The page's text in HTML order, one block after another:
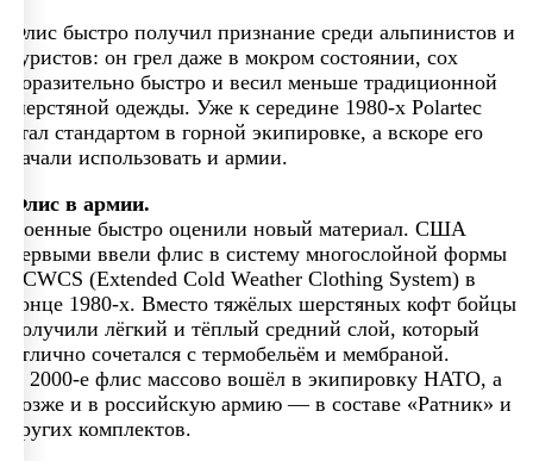
Флис быстро получил признание среди альпинистов и
туристов: он грел даже в мокром состоянии, сох
поразительно быстро и весил меньше традиционной
шерстяной одежды. Уже к середине 1980-х Polartec
стал стандартом в горной экипировке, а вскоре его
начали использовать и армии.
Флис в армии.
Военные быстро оценили новый материал. США
первыми ввели флис в систему многослойной формы
ECWCS (Extended Cold Weather Clothing System) в
конце 1980-х. Вместо тяжёлых шерстяных кофт бойцы
получили лёгкий и тёплый средний слой, который
отлично сочетался с термобельём и мембраной.
В 2000-е флис массово вошёл в экипировку НАТО, а
позже и в российскую армию — в составе «Ратник» и
других комплектов.